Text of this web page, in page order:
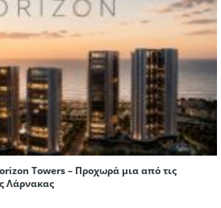
Towers – Προχωρά μια από τις
Λάρνακας